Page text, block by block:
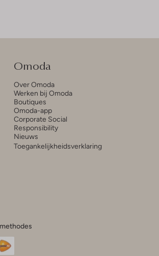
Omoda
Over Omoda
Werken bij Omoda
Boutiques
Omoda-app
Corporate Social
Responsibility
Nieuws
Toegankelijkheidsverklaring